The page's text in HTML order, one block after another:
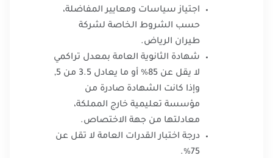
اجتياز سياسات ومعايير المفاضلة،
حسب الشروط الخاصة لشركة
طيران الرياض.
شهادة الثانوية العامة بمعدل تراكمي
لا يقل عن 85% أو ما يعادل 3.5 من 5,
وإذا كانت الشهادة صادرة من
مؤسسة تعليمية خارج المملكة،
معادلتها من جهة الاختصاص.
درجة اختبار القدرات العامة لا تقل عن
75%.